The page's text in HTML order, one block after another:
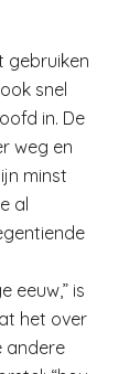
gebruiken
snel
in. De
weg en
minst
al
eeuw,” is
het over
andere